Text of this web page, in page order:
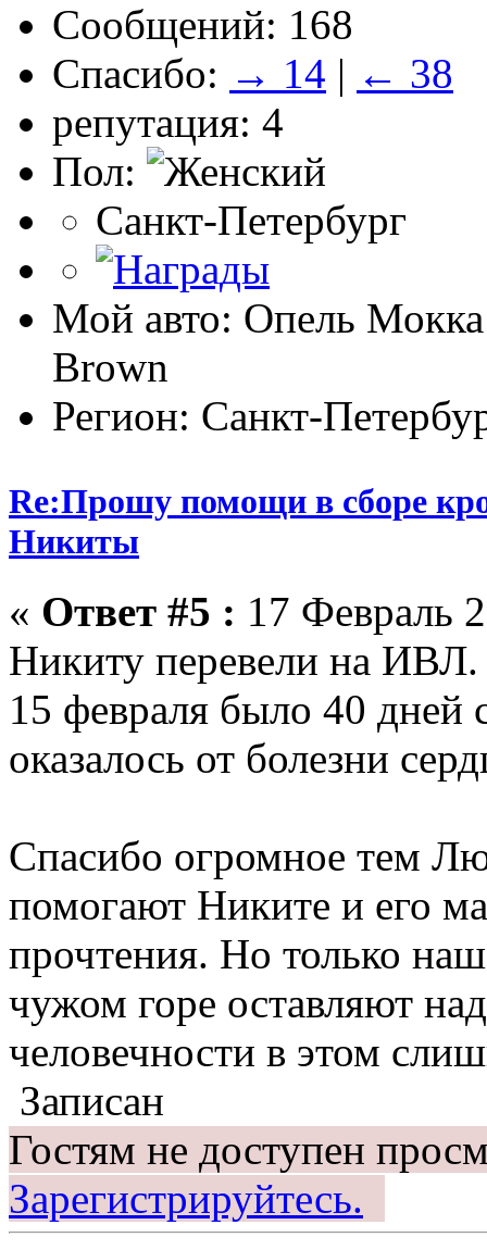
Сообщений: 168
Спасибо: → 14 | ← 38
репутация: 4
Пол:
Санкт-Петербург
Мой авто: Опель
Brown
Регион: Санкт-
Re:Прошу помощи в сборе
Никиты
« Ответ #5 : 17 Февраль
Никиту перевели на
15 февраля было 40
оказалось от болезни
Спасибо огромное тем
помогают Никите и его
прочтения. Но только
чужом горе оставляют
человечности в этом
Записан
Гостям не доступен
Зарегистрируйтесь.